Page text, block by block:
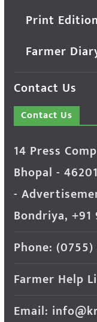
Print Edition
Farmer
Contact Us
Contact Us
14 Press
Bhopal -
-
Bondriya, +91
Phone:
Farmer Help
Email: